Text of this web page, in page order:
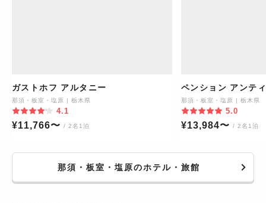
ガストホフ アルタニー
那須・板室・塩原 栃木県
4.1
¥11,766〜 / 2名1泊
ペンション アンテ
那須・板室・塩原 栃木県
5.0
¥13,984〜 / 2名1泊
那須・板室・塩原のホテル・旅館